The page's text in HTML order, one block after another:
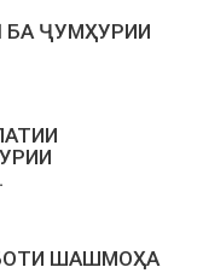
БА ҶУМҲУРИИ
ШАШМОҲА